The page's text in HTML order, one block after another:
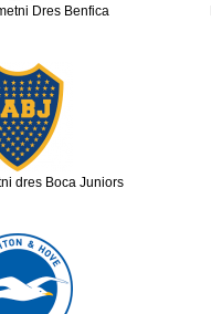
Dres Benfica
dres Boca Juniors